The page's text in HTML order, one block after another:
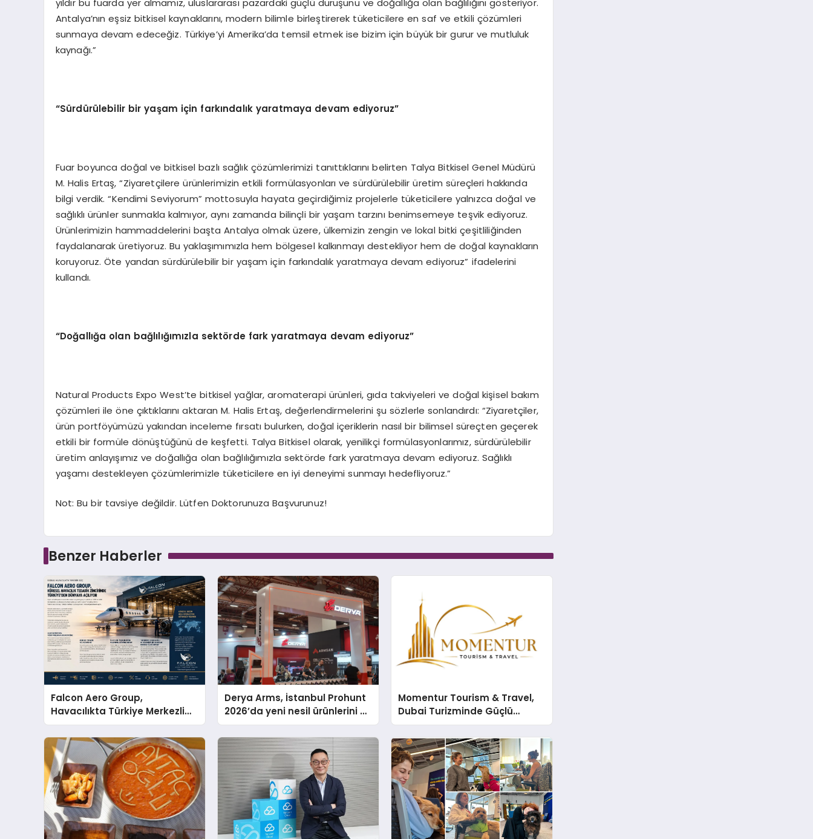
yıldır bu fuarda yer almamız, uluslararası pazardaki güçlü duruşunu ve doğallığa olan bağlılığını gösteriyor.
Antalya’nın eşsiz bitkisel kaynaklarını, modern bilimle birleştirerek tüketicilere en saf ve etkili çözümleri
sunmaya devam edeceğiz. Türkiye’yi Amerika’da temsil etmek ise bizim için büyük bir gurur ve mutluluk
kaynağı.”
“Sürdürülebilir bir yaşam için farkındalık yaratmaya devam ediyoruz”
Fuar boyunca doğal ve bitkisel bazlı sağlık çözümlerimizi tanıttıklarını belirten Talya Bitkisel Genel Müdürü
M. Halis Ertaş, “Ziyaretçilere ürünlerimizin etkili formülasyonları ve sürdürülebilir üretim süreçleri hakkında
bilgi verdik. “Kendimi Seviyorum” mottosuyla hayata geçirdiğimiz projelerle tüketicilere yalnızca doğal ve
sağlıklı ürünler sunmakla kalmıyor, aynı zamanda bilinçli bir yaşam tarzını benimsemeye teşvik ediyoruz.
Ürünlerimizin hammaddelerini başta Antalya olmak üzere, ülkemizin zengin ve lokal bitki çeşitliliğinden
faydalanarak üretiyoruz. Bu yaklaşımımızla hem bölgesel kalkınmayı destekliyor hem de doğal kaynakların
koruyoruz. Öte yandan sürdürülebilir bir yaşam için farkındalık yaratmaya devam ediyoruz” ifadelerini
kullandı.
“Doğallığa olan bağlılığımızla sektörde fark yaratmaya devam ediyoruz”
Natural Products Expo West’te bitkisel yağlar, aromaterapi ürünleri, gıda takviyeleri ve doğal kişisel bakım
çözümleri ile öne çıktıklarını aktaran M. Halis Ertaş, değerlendirmelerini şu sözlerle sonlandırdı: “Ziyaretçiler,
ürün portföyümüzü yakından inceleme fırsatı bulurken, doğal içeriklerin nasıl bir bilimsel süreçten geçerek
etkili bir formüle dönüştüğünü de keşfetti. Talya Bitkisel olarak, yenilikçi formülasyonlarımız, sürdürülebilir
üretim anlayışımız ve doğallığa olan bağlılığımızla sektörde fark yaratmaya devam ediyoruz. Sağlıklı
yaşamı destekleyen çözümlerimizle tüketicilere en iyi deneyimi sunmayı hedefliyoruz.”
Not: Bu bir tavsiye değildir. Lütfen Doktorunuza Başvurunuz!
Benzer Haberler
Falcon Aero Group,
Havacılıkta Türkiye Merkezli
Küresel Çözüm Ortağı Olma
Yolunda İlerliyor
Derya Arms, İstanbul Prohunt
2026’da yeni nesil ürünlerini ve
global marka vizyonunu
sergiledi
Momentur Tourism & Travel,
Dubai Turizminde Güçlü
Operasyon Ağıyla Fark
Yaratıyor